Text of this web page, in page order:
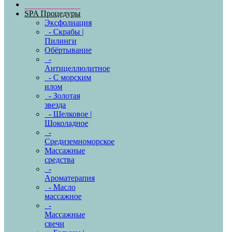
SPA Процедуры
Эксфолиация
- Скрабы |
Пилинги
Обёртывание
-
Антицеллюлитное
- С морским
илом
- Золотая
звезда
- Шелковое |
Шоколадное
-
Средиземноморское
Массажные
средства
-
Ароматерапия
- Масло
массажное
-
Массажные
свечи